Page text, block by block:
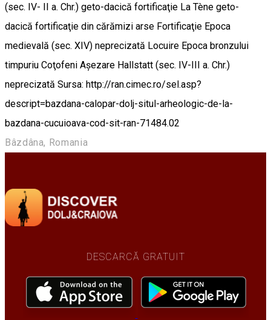
(sec. IV- II a. Chr.) geto-dacică fortificaţie La Tène geto-
dacică fortificaţie din cărămizi arse Fortificaţie Epoca
medievală (sec. XIV) neprecizată Locuire Epoca bronzului
timpuriu Coţofeni Aşezare Hallstatt (sec. IV-III a. Chr.)
neprecizată Sursa: http://ran.cimec.ro/sel.asp?
descript=bazdana-calopar-dolj-situl-arheologic-de-la-
bazdana-cucuioava-cod-sit-ran-71484.02
Bâzdâna, Romania
DESCARCĂ GRATUIT